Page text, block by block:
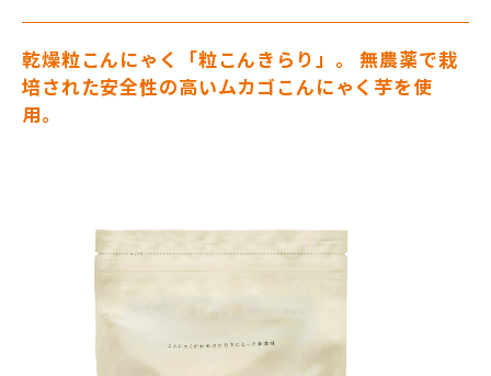
乾燥粒こんにゃく「粒こんきらり」。 無農薬で栽
培された安全性の高いムカゴこんにゃく芋を使
用。